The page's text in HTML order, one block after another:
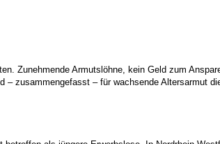
Zunehmende Armutslöhne, kein Geld zum
zusammengefasst – für wachsende Altersarmut